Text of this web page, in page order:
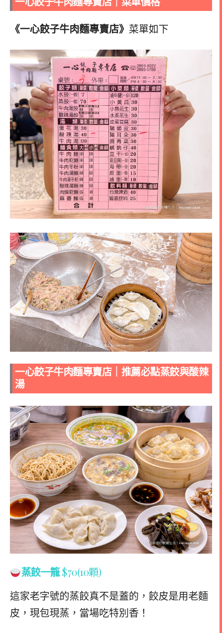
《一心餃子牛肉麵專賣店》 菜單如下
一心餃子牛肉麵專賣店｜ 推薦必點蒸餃與酸辣
湯
蒸餃一籠$70(10顆)
這家老字號的蒸餃真不是蓋的，餃皮是用老麵
皮，現包現蒸，當場吃特別香！